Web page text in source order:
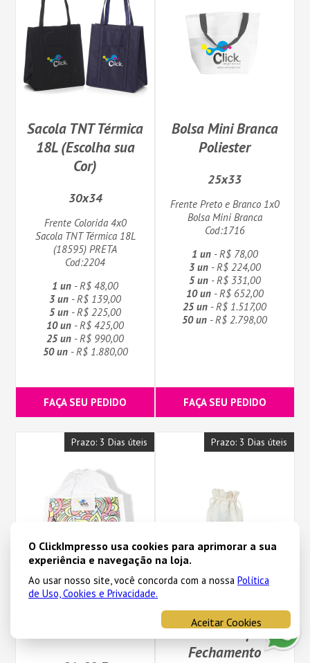
Sacola TNT Térmica
18L (Escolha sua
Cor)
30x34
Frente Colorida 4x0
Sacola TNT Térmica 18L
(18595) PRETA
Cod:2204
1 un - R$ 48,00
3 un - R$ 139,00
5 un - R$ 225,00
10 un - R$ 425,00
25 un - R$ 990,00
50 un- R$ 1.880,00
FAÇA SEU PEDIDO
Bolsa Mini Branca
Poliester
25x33
Frente Preto e Branco 1x0
Bolsa Mini Branca
Cod:1716
1 un- R$ 78,00
3 un- R$ 224,00
5 un- R$ 331,00
10 un- R$ 652,00
25 un - R$ 1.517,00
50 un - R$ 2.798,00
FAÇA SEU PEDIDO
Prazo: 3 Dias úteis
Sublimática
Prazo: 3 Dias úteis
Saco de Algodão Cru
com Cordão para
Fechamento
O ClickImpresso usa cookies para aprimorar a sua
experiência e navegação na loja.
Ao usar nosso site, você concorda com a nossa Política
de Uso, Cookies e Privacidade.
Aceitar Cookies